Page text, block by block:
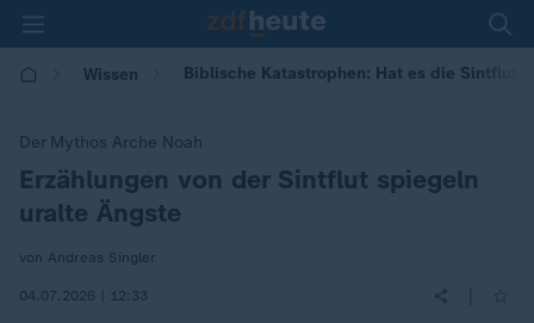
Wissen Biblische Katastrophen: Hat es die Sintflut
Der Mythos Arche Noah
:Erzählungen von der Sintflut spiegeln
uralte Ängste
von Andreas Singler
04.07.2026 | 12:33